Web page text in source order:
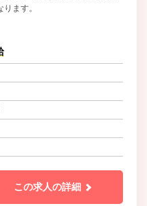
ります。
この求人の詳細